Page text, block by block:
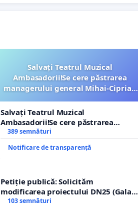
Salvați Teatrul Muzical
Ambasadorii!Se cere păstrarea
managerului general Mihai-Ciprian
Salvați Teatrul Muzical
Ambasadorii!Se cere păstrarea
managerului general Mihai-Ciprian
389 semnături
Notificare de transparență
Petiție publică: Solicităm
modificarea proiectului DN25 (Galați
– Hanu Conachi) prin devierea
103 semnături